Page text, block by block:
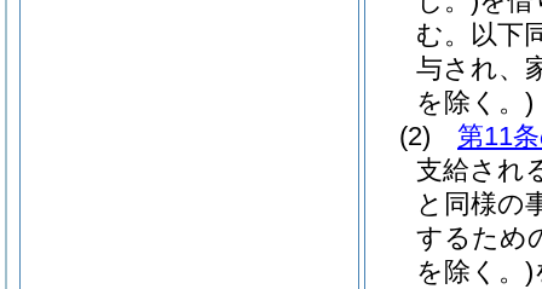
む。以下
与され、
を除く。)
(2)
第11
支給され
と同様の
するため
を除く。)